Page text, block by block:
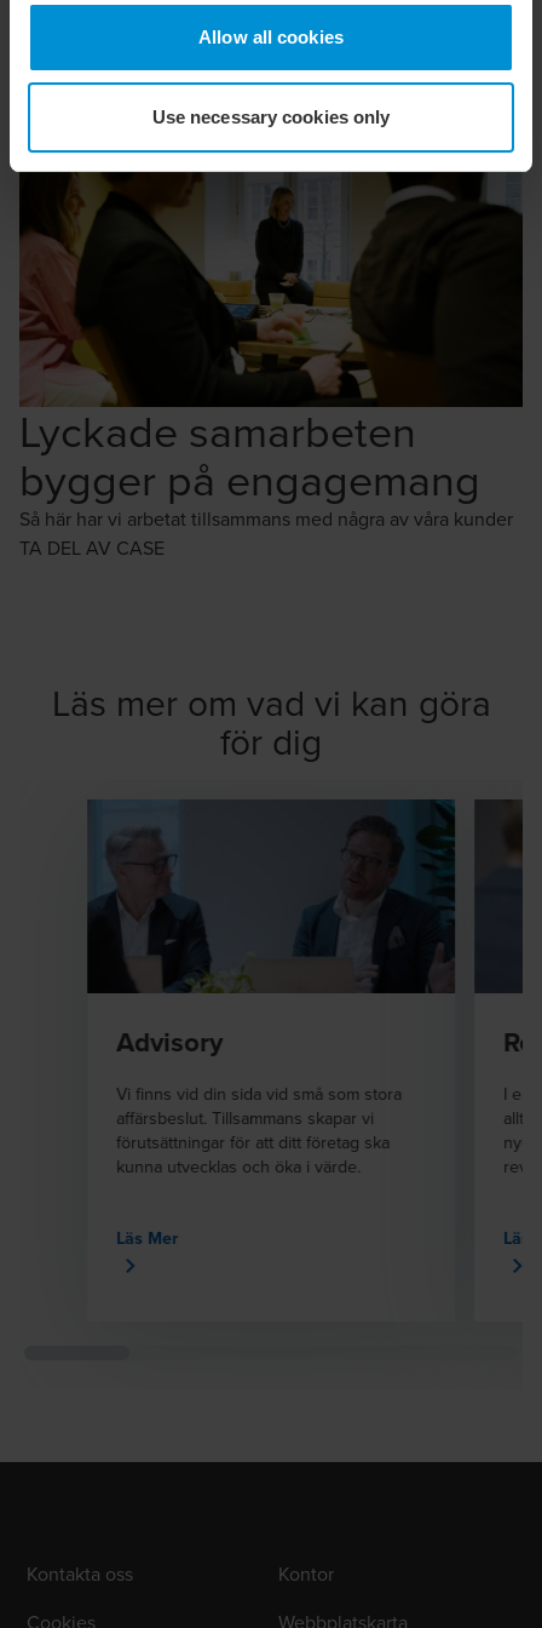
Allow all cookies
Use necessary cookies only
Lyckade samarbeten
bygger på engagemang
Så här har vi arbetat tillsammans med några av våra kunder
TA DEL AV CASE
Läs mer om vad vi kan göra
för dig
Advisory
Vi finns vid din sida vid små som stora
affärsbeslut. Tillsammans skapar vi
förutsättningar för att ditt företag ska
kunna utvecklas och öka i värde.
Läs Mer
I en
Läs
Kontakta oss
Kontor
Cookies
Webbplatskarta